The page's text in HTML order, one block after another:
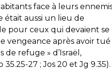
face à leurs
était aussi un lieu de
pour ceux qui devaient se
vengeance après avoir tué
de refuge » d’Israël,
27 ; Jos 20 et Jg 9.35).